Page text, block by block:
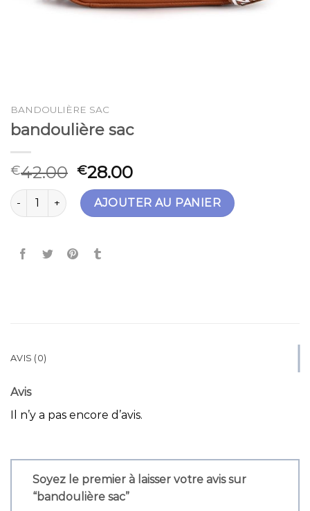
BANDOULIÈRE SAC
bandoulière sac
€42.00 €28.00
quantité de bandoulière sacAJOUTER AU PANIER
AVIS (0)
Avis
Il n’y a pas encore d’avis.
Soyez le premier à laisser votre avis sur
“bandoulière sac”